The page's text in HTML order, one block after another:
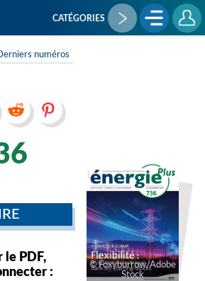
CATÉGORIES
numéros
Foxyburrow/Adobe
Stock
le PDF,
: